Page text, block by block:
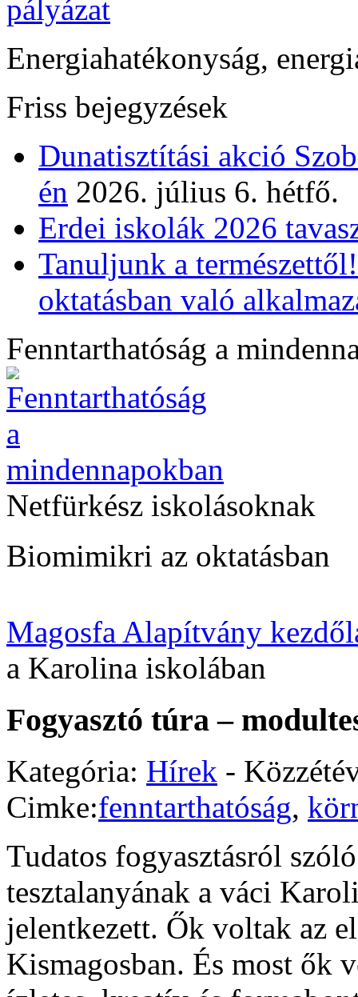
Energiahatékonyság,
Friss bejegyzések
Dunatisztítási akció
én 2026. július 6. hétfő.
Erdei iskolák 2026
Tanuljunk a
oktatásban való
Fenntarthatóság a
Netfürkész iskolásoknak
Biomimikri az oktatásban
Magosfa Alapítvány
a Karolina iskolában
Fogyasztó túra –
Kategória: Hírek -
Cimke:fenntarthatóság,
Tudatos fogyasztásról
tesztalanyának a váci
jelentkezett. Ők voltak az
Kismagosban. És most ők